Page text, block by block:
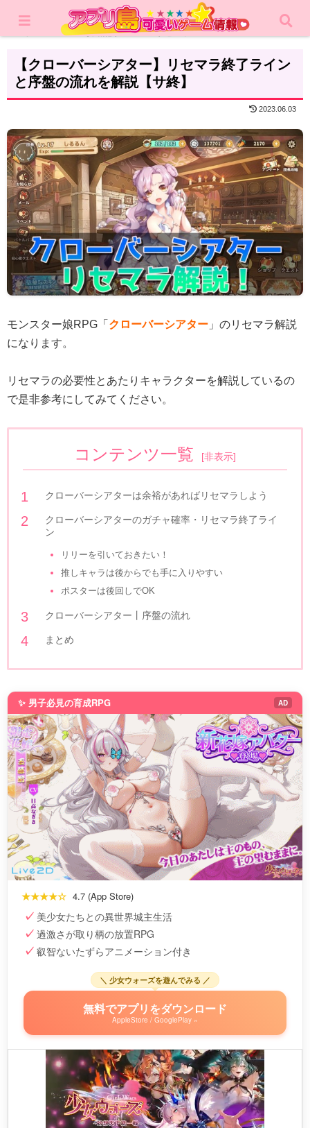
攻略記事 リセマラ
【クローバーシアター】リセマラ終了ライン
と序盤の流れを解説【サ終】
2023.06.03
モンスター娘RPG「 クローバーシアター 」のリセマラ解説
になります。
リセマラの必要性とあたりキャラクターを解説しているの
で是非参考にしてみてください。
コンテンツ一覧 [非表示]
クローバーシアターは余裕があればリセマラしよう
クローバーシアターのガチャ確率・リセマラ終了ライ
ン
リリーを引いておきたい！
推しキャラは後からでも手に入りやすい
ポスターは後回しでOK
クローバーシアター丨序盤の流れ
まとめ
✨ 男子必見の育成RPG AD
★★★★☆ 4.7 (App Store)
美少女たちとの異世界城主生活
過激さが取り柄の放置RPG
叡智ないたずらアニメーション付き
＼ 少女ウォーズを遊んでみる ／
無料でアプリをダウンロード
AppleStore / GooglePlay »